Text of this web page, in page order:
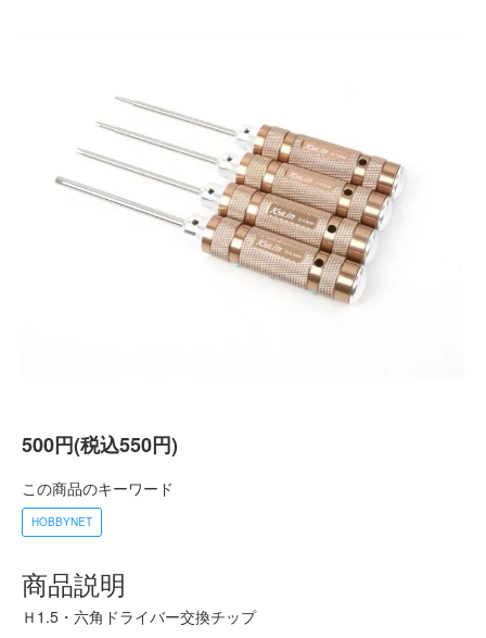
500円(税込550円)
この商品のキーワード
HOBBYNET
商品説明
Ｈ1.5・六角ドライバー交換チップ